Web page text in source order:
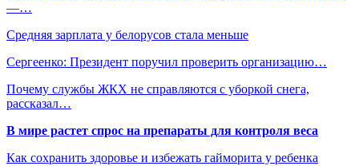
—…
Средняя зарплата у белорусов стала меньше
Сергеенко: Президент поручил проверить организацию…
Почему службы ЖКХ не справляются с уборкой снега,
рассказал…
В мире растет спрос на препараты для контроля веса
Как сохранить здоровье и избежать гайморита у ребенка